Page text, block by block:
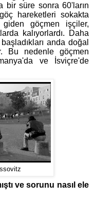
bir süre sonra 60'ların
hareketleri sokakta
göçmen işçiler,
kalıyorlardı. Daha
anda doğal
Bu nedenle göçmen
ve İsviçre'de
ve sorunu nasıl ele